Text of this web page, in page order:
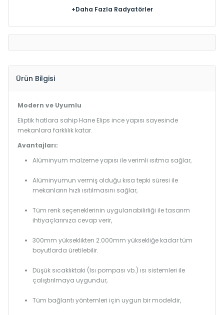
+Daha Fazla Radyatörler
Ürün Bilgisi
Modern ve Uyumlu
Eliptik hatlara sahip Hane Elips ince yapısı sayesinde
mekanlara farklılık katar.
Avantajları:
Alüminyum malzeme yapısı ile verimli ısıtma sağlar,
Alüminyumun vermiş olduğu kısa tepki süresi ile
mekanların hızlı ısıtılmasını sağlar,
Tüm renk seçeneklerinin uygulanabilirliği ile tasarım
ihtiyaçlarınıza cevap verir,
300mm yükseklikten 2.000mm yüksekliğe kadar tüm
boyutlarda üretilebilir.
Düşük sıcaklıktaki (Isı pompası vb.) ısı sistemleri ile
çalıştırılmaya uygundur,
Tüm bağlantı yöntemleri için uygun bir modeldir,